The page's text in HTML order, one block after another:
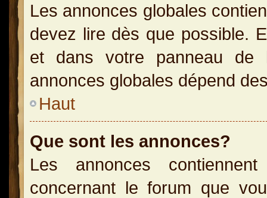
Les annonces globales
devez lire dès que possible.
et dans votre panneau de
annonces globales dépend
Haut
Que sont les annonces?
Les annonces
concernant le forum que